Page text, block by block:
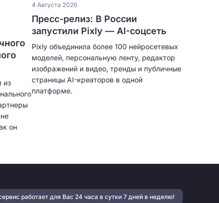
из
он
4 Августа 2026
Пресс-релиз: В России
запустили Pixly — AI-соцсеть
Pixly объединила более 100 нейросетевых
моделей, персональную ленту, редактор
изображений и видео, тренды и публичные
страницы AI-креаторов в одной
платформе.
работает для Вас 24 часа в сутки 7 дней в неделю!